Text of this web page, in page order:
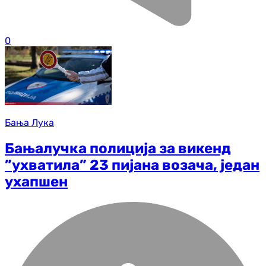
0
Бања Лука
Бањалучка полиција за викенд
”ухватила” 23 пијана возача, један
ухапшен